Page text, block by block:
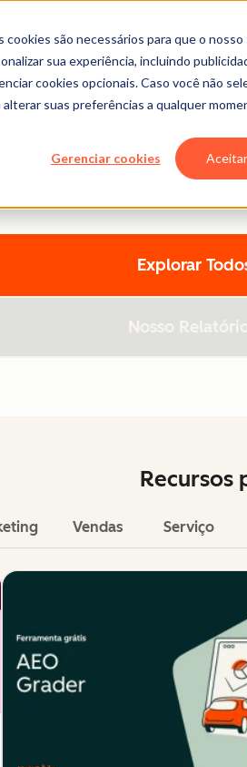
são necessários para que o
sua experiência, incluindo
cookies opcionais. Caso você não
suas preferências a qualquer
Gerenciar cookies
de
templates, relatórios e muito
Explorar
Nosso
Recursos
Vendas Serviço